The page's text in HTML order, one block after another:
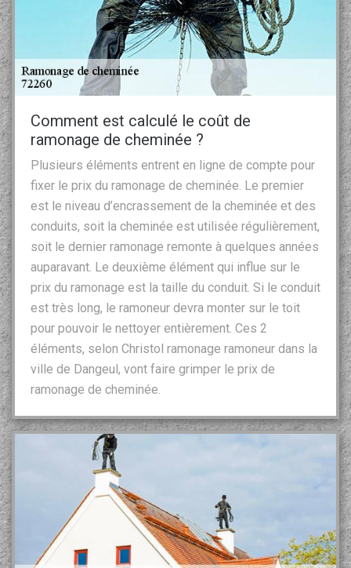
Comment est calculé le coût de
ramonage de cheminée ?
Plusieurs éléments entrent en ligne de compte pour
fixer le prix du ramonage de cheminée. Le premier
est le niveau d’encrassement de la cheminée et des
conduits, soit la cheminée est utilisée régulièrement,
soit le dernier ramonage remonte à quelques années
auparavant. Le deuxième élément qui influe sur le
prix du ramonage est la taille du conduit. Si le conduit
est très long, le ramoneur devra monter sur le toit
pour pouvoir le nettoyer entièrement. Ces 2
éléments, selon Christol ramonage ramoneur dans la
ville de Dangeul, vont faire grimper le prix de
ramonage de cheminée.